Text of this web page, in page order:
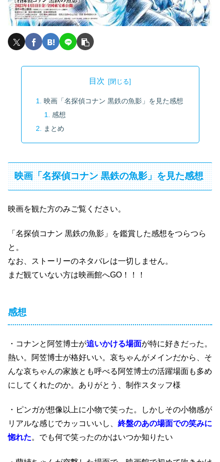
目次
映画「名探偵コナン 黒鉄の魚影」を見た感想
感想
まとめ
映画「名探偵コナン 黒鉄の魚影」を見た感想
映画を観た方のみご覧ください。
「名探偵コナン 黒鉄の魚影」を鑑賞した感想をつらつら
と。
なお、ストーリーのネタバレは一切しません。
まだ観ていない方は映画館へGO！！！
感想
・コナンと阿笠博士が追いかける場面が特に好きだった。
熱い。阿笠博士が格好いい。哀ちゃんがメインだから、そ
んな哀ちゃんの家族とも呼べる阿笠博士の活躍場面も多め
にしてくれたのか。ありがとう、制作スタッフ様
・ピンガが想像以上に小物で笑った。しかしその小物感が
リアルな感じでカッコいいし、 終盤のあの場面での笑みに
惚れた。でも何で笑ったのかはいつか知りたい